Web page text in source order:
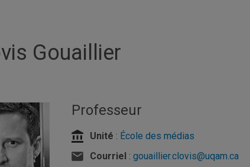
Gouaillier
Professeur
Unité : École des médias
Courriel : gouaillier.clovis@uqam.ca